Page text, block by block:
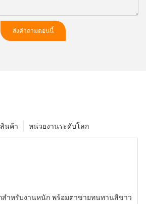
ส่งคำถามตอนนี้
หน่วยงานระดับโลก
สินค้า